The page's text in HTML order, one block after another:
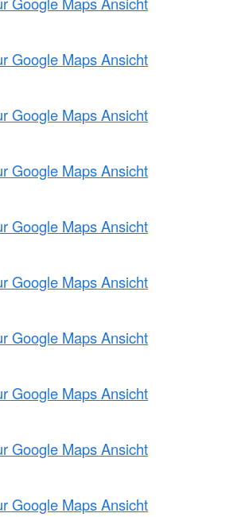
Google Maps Ansicht
Google Maps Ansicht
Google Maps Ansicht
Google Maps Ansicht
Google Maps Ansicht
Google Maps Ansicht
Google Maps Ansicht
Google Maps Ansicht
Google Maps Ansicht